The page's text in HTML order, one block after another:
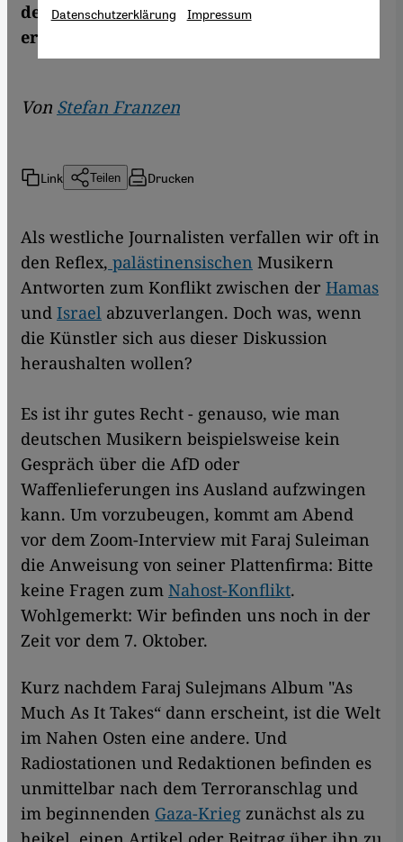
des in Israel lebenden Palästinensers,
erschienen.
Von Stefan Franzen
Link Teilen Drucken
Als westliche Journalisten verfallen wir oft in
den Reflex, palästinensischen Musikern
Antworten zum Konflikt zwischen der Hamas
und Israel abzuverlangen. Doch was, wenn
die Künstler sich aus dieser Diskussion
heraushalten wollen?
Es ist ihr gutes Recht - genauso, wie man
deutschen Musikern beispielsweise kein
Gespräch über die AfD oder
Waffenlieferungen ins Ausland aufzwingen
kann. Um vorzubeugen, kommt am Abend
vor dem Zoom-Interview mit Faraj Suleiman
die Anweisung von seiner Plattenfirma: Bitte
keine Fragen zum Nahost-Konflikt.
Wohlgemerkt: Wir befinden uns noch in der
Zeit vor dem 7. Oktober.
Kurz nachdem Faraj Sulejmans Album "As
Much As It Takes“ dann erscheint, ist die Welt
im Nahen Osten eine andere. Und
Radiostationen und Redaktionen befinden es
unmittelbar nach dem Terroranschlag und
im beginnenden Gaza-Krieg zunächst als zu
Datenschutzerklärung Impressum